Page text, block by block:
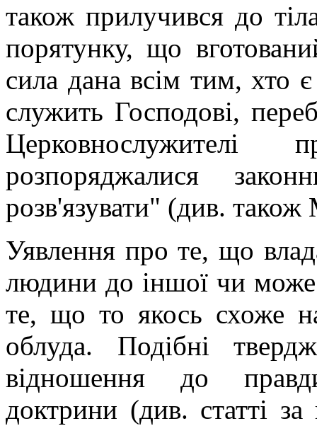
також прилучився до
порятунку, що
сила дана всім тим, хто
служить Господові,
Церковнослужителі
розпоряджалися
розв'язувати" (див.
Уявлення про те, що
людини до іншої чи може
те, що то якось схоже
облуда. Подібні
відношення до
доктрини (див. статті